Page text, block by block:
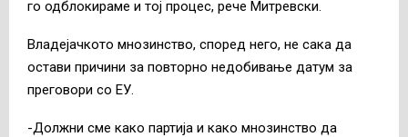
го одблокираме и тој процес, рече Митревски.
Владејачкото мнозинство, според него, не сака да
остави причини за повторно недобивање датум за
преговори со ЕУ.
-Должни сме како партија и како мнозинство да